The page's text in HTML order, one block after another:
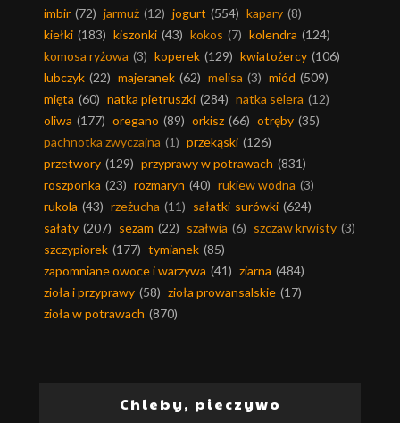
imbir (72) jarmuż (12) jogurt (554) kapary (8)
kiełki (183) kiszonki (43) kokos (7) kolendra (124)
komosa ryżowa (3) koperek (129) kwiatożercy (106)
lubczyk (22) majeranek (62) melisa (3) miód (509)
mięta (60) natka pietruszki (284) natka selera (12)
oliwa (177) oregano (89) orkisz (66) otręby (35)
pachnotka zwyczajna (1) przekąski (126)
przetwory (129) przyprawy w potrawach (831)
roszponka (23) rozmaryn (40) rukiew wodna (3)
rukola (43) rzeżucha (11) sałatki-surówki (624)
sałaty (207) sezam (22) szałwia (6) szczaw krwisty (3)
szczypiorek (177) tymianek (85)
zapomniane owoce i warzywa (41) ziarna (484)
zioła i przyprawy (58) zioła prowansalskie (17)
zioła w potrawach (870)
Chleby, pieczywo